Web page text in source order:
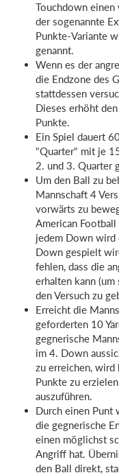
Touchdown einen
der sogenannte
Punkte-Variante
genannt.
Wenn es der
die Endzone des
stattdessen
Dieses erhöht
Punkte.
Ein Spiel dauert
"Quarter" mit je
2. und 3. Quarter
Um den Ball zu
Mannschaft 4
vorwärts zu
American
jedem Down
Down gespielt
fehlen, dass die
erhalten kann
den Versuch zu
Erreicht die
geforderten 10
gegnerische
im 4. Down
zu erreichen, wird
Punkte zu
auszuführen.
Durch einen
die gegnerische
einen möglichst
Angriff hat.
den Ball direkt,